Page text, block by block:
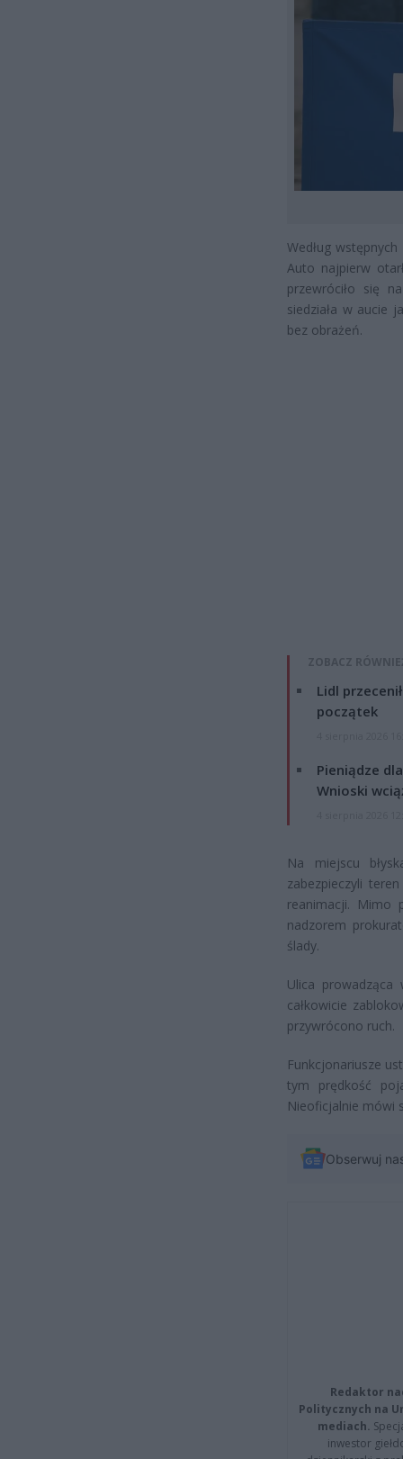
Według
Auto najpierw
przewróciło się
siedziała w aucie
bez obrażeń.
ZOBACZ
Lidl
początek
Pieniądze
Wnioski
Na miejscu
zabezpieczyli
reanimacji. Mimo
nadzorem
ślady.
Ulica
całkowicie
przywrócono ruch.
Funkcjonariusze
tym prędkość
Nieoficjalnie mówi
Obserwuj
Redaktor
Politycznych na
mediach.
inwestor